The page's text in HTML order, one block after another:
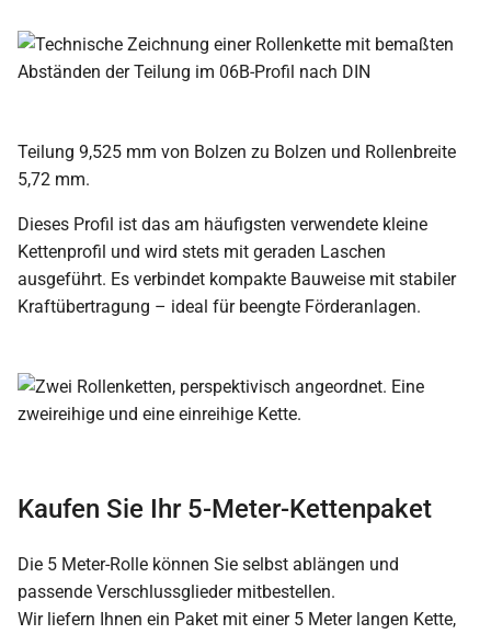
Teilung 9,525 mm von Bolzen zu Bolzen und Rollenbreite
5,72 mm.
Dieses Profil ist das am häufigsten verwendete kleine
Kettenprofil und wird stets mit geraden Laschen
ausgeführt. Es verbindet kompakte Bauweise mit stabiler
Kraftübertragung – ideal für beengte Förderanlagen.
Kaufen Sie Ihr 5-Meter-Kettenpaket
Die 5 Meter-Rolle können Sie selbst ablängen und
passende Verschlussglieder mitbestellen.
Wir liefern Ihnen ein Paket mit einer 5 Meter langen Kette,